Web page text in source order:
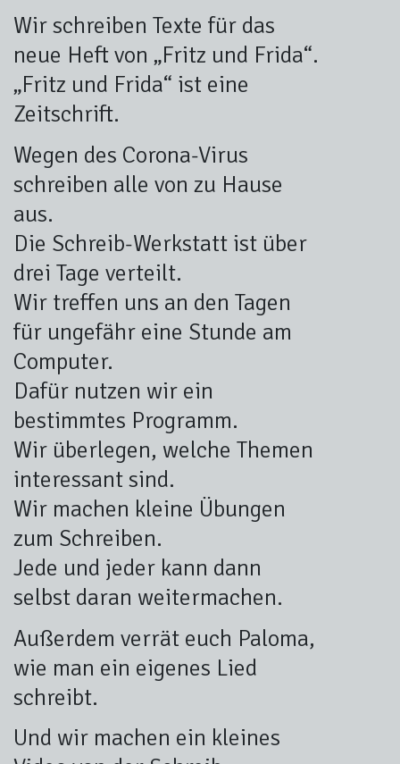
Wir schreiben Texte für das
neue Heft von „Fritz und Frida“.
„Fritz und Frida“ ist eine
Zeitschrift.
Wegen des Corona-Virus
schreiben alle von zu Hause
aus.
Die Schreib-Werkstatt ist über
drei Tage verteilt.
Wir treffen uns an den Tagen
für ungefähr eine Stunde am
Computer.
Dafür nutzen wir ein
bestimmtes Programm.
Wir überlegen, welche Themen
interessant sind.
Wir machen kleine Übungen
zum Schreiben.
Jede und jeder kann dann
selbst daran weitermachen.
Außerdem verrät euch Paloma,
wie man ein eigenes Lied
schreibt.
Und wir machen ein kleines